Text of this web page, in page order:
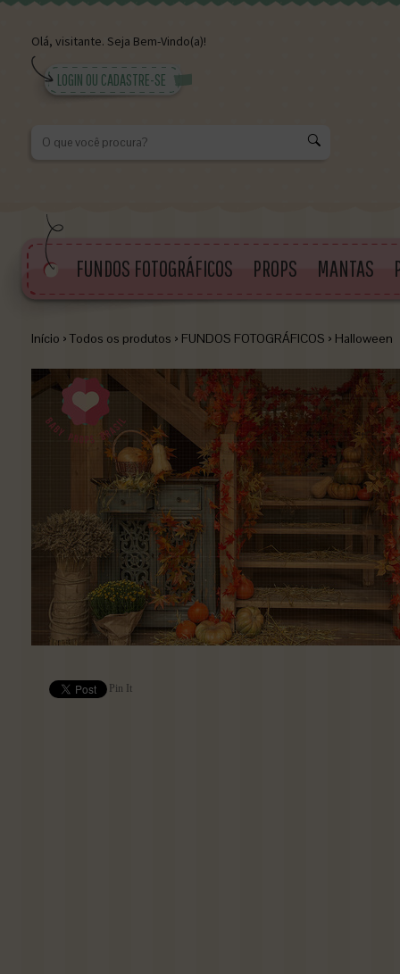
Olá, visitante. Seja Bem-Vindo(a)!
LOGIN OU CADASTRE-SE
K
FUNDOS FOTOGRÁFICOS PROPS MANTAS
Início › Todos os produtos › FUNDOS FOTOGRÁFICOS › Halloween
Pin It